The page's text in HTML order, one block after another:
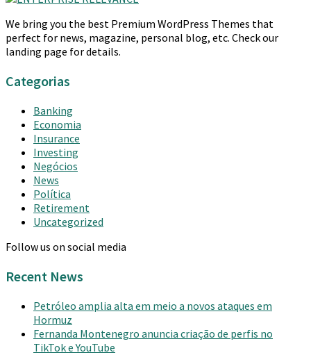
We bring you the best Premium WordPress Themes that
perfect for news, magazine, personal blog, etc. Check our
landing page for details.
Categorias
Banking
Economia
Insurance
Investing
Negócios
News
Política
Retirement
Uncategorized
Follow us on social media
Recent News
Petróleo amplia alta em meio a novos ataques em
Hormuz
Fernanda Montenegro anuncia criação de perfis no
TikTok e YouTube